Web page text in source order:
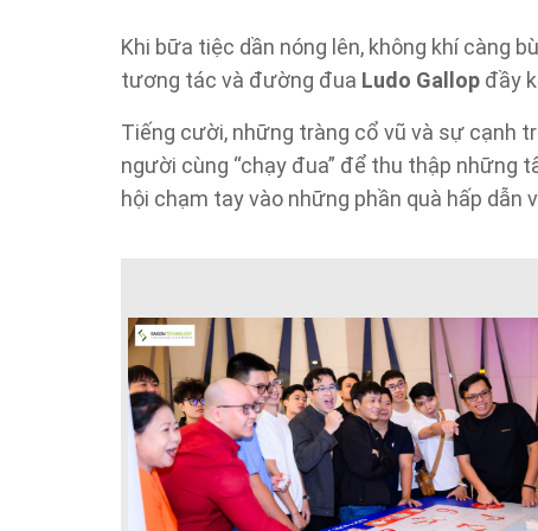
Khi bữa tiệc dần nóng lên, không khí càng
tương tác và đường đua Ludo Gallop đầy
Tiếng cười, những tràng cổ vũ và sự cạnh
người cùng “chạy đua” để thu thập những
hội chạm tay vào những phần quà hấp dẫn